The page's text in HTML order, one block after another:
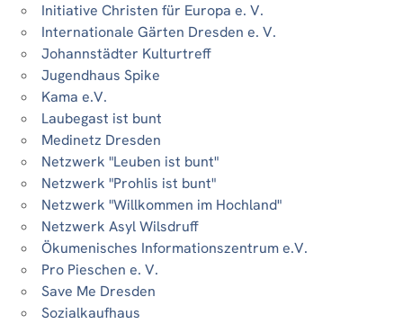
Initiative Christen für Europa e. V.
Internationale Gärten Dresden e. V.
Johannstädter Kulturtreff
Jugendhaus Spike
Kama e.V.
Laubegast ist bunt
Medinetz Dresden
Netzwerk "Leuben ist bunt"
Netzwerk "Prohlis ist bunt"
Netzwerk "Willkommen im Hochland"
Netzwerk Asyl Wilsdruff
Ökumenisches Informationszentrum e.V.
Pro Pieschen e. V.
Save Me Dresden
Sozialkaufhaus